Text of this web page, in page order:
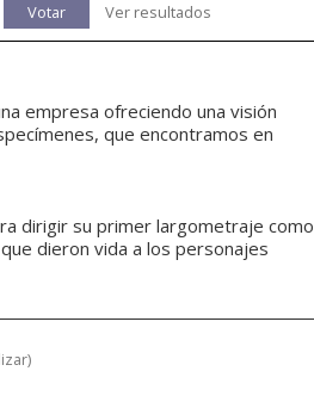
Votar Ver resultados
empresa ofreciendo una visión
que encontramos en
dirigir su primer largometraje como
dieron vida a los personajes
)